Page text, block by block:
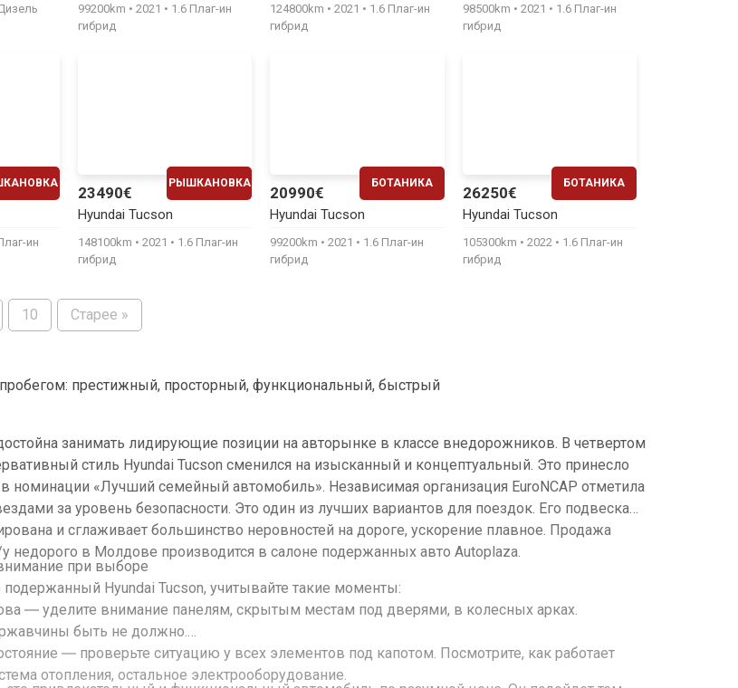
99200km 2021
1.6 Плаг-ин
гибрид
124800km 2021
1.6 Плаг-ин
гибрид
98500km 2021
1.6 Плаг-ин
гибрид
ин
РЫШКАНОВКА
23490€
Hyundai Tucson
148100km 2021
1.6 Плаг-ин
гибрид
БОТАНИКА
20990€
Hyundai Tucson
99200km 2021
1.6 Плаг-ин
гибрид
БОТАНИКА
26250€
Hyundai Tucson
105300km 2022
1.6 Плаг-ин
гибрид
10 Старее »
пробегом: престижный, просторный, функциональный, быстрый
занимать лидирующие позиции на авторынке в классе внедорожников. В четвертом
стиль Hyundai Tucson сменился на изысканный и концептуальный. Это принесло
номинации «Лучший семейный автомобиль». Независимая организация EuroNCAP отметила
за уровень безопасности. Это один из лучших вариантов для поездок. Его подвеска
и сглаживает большинство неровностей на дороге, ускорение плавное. Продажа
у недорого в Молдове производится в салоне подержанных авто Autoplaza.
при выборе
Hyundai Tucson, учитывайте такие моменты:
― уделите внимание панелям, скрытым местам под дверями, в колесных арках.
быть не должно.
― проверьте ситуацию у всех элементов под капотом. Посмотрите, как работает
отопления, остальное электрооборудование.